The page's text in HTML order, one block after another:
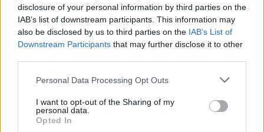
disclosure of your personal information by third parties on the
IAB’s list of downstream participants. This information may
also be disclosed by us to third parties on the IAB’s List of
Downstream Participants that may further disclose it to other
Please note that this website/app uses one or more Google
not limited to your visit or usage behaviour. You may click to
grant or deny consent to Google and its third-party tags to
use your data for below specified purposes in below Google
Personal Data Processing Opt Outs
I want to opt-out of the Sharing of my
personal data.
Opted In
Σχολίασε εδώ